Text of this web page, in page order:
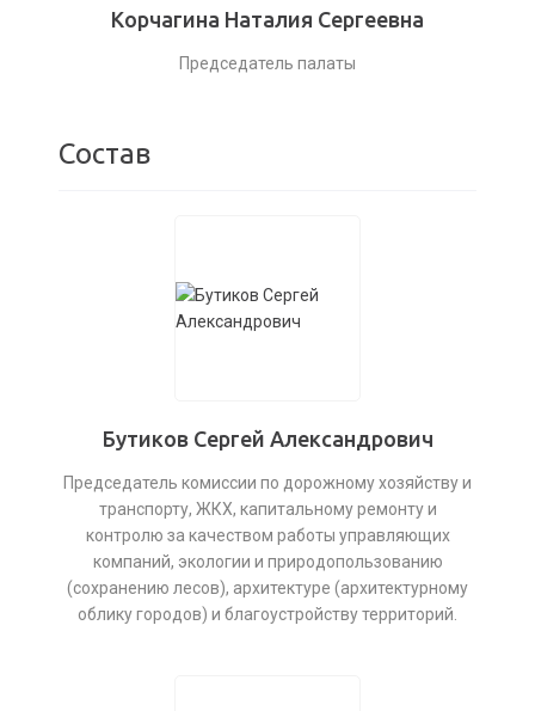
Корчагина Наталия Сергеевна
Председатель палаты
Состав
Бутиков Сергей Александрович
Председатель комиссии по дорожному хозяйству и
транспорту, ЖКХ, капитальному ремонту и
контролю за качеством работы управляющих
компаний, экологии и природопользованию
(сохранению лесов), архитектуре (архитектурному
облику городов) и благоустройству территорий.